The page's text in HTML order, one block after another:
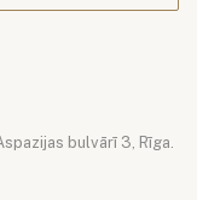
bulvārī 3, Rīga.